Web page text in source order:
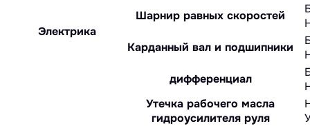
Электрика
Шарнир равных скоростей
Карданный вал и подшипники
дифференциал
Утечка рабочего масла
гидроусилителя руля